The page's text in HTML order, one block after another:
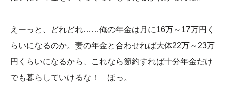
えーっと、どれどれ……俺の年金は月に16万～17万円く
らいになるのか。妻の年金と合わせれば大体22万～23万
円くらいになるから、これなら節約すれば十分年金だけ
でも暮らしていけるな！ ほっ。